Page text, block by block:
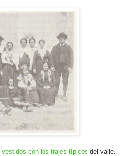
vestidos con los trajes típicos del valle.